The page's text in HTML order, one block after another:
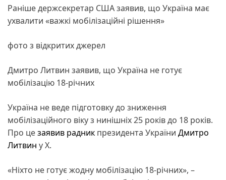
Раніше держсекретар США заявив, що Україна має
ухвалити «важкі мобілізаційні рішення»
фото з відкритих джерел
Дмитро Литвин заявив, що Україна не готує
мобілізацію 18-річних
Україна не веде підготовку до зниження
мобілізаційного віку з нинішніх 25 років до 18 років.
Про цезаявив радник президента України Дмитро
Литвин у X.
«Ніхто не готує жодну мобілізацію 18-річних», –